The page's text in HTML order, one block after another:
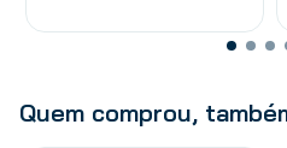
Quem comprou,